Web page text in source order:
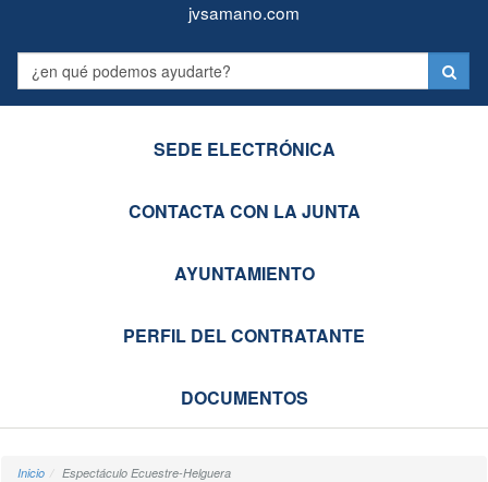
Vecinales
de
Urdiales
jvsamano.com
Label
SEDE ELECTRÓNICA
CONTACTA CON LA JUNTA
AYUNTAMIENTO
PERFIL DEL CONTRATANTE
DOCUMENTOS
Inicio Espectáculo Ecuestre-Helguera